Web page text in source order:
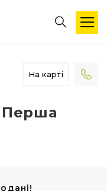
На карті
Перша